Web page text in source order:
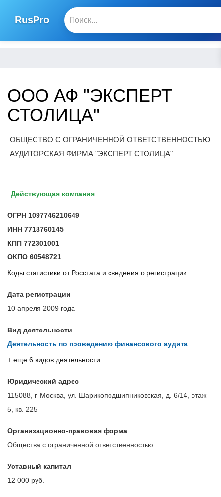
RusPro
ООО АФ "ЭКСПЕРТ
СТОЛИЦА"
ОБЩЕСТВО С ОГРАНИЧЕННОЙ ОТВЕТСТВЕННОСТЬЮ
АУДИТОРСКАЯ ФИРМА "ЭКСПЕРТ СТОЛИЦА"
Действующая компания
ОГРН 1097746210649
ИНН 7718760145
КПП 772301001
ОКПО 60548721
Коды статистики от Росстата и сведения о регистрации
Дата регистрации
10 апреля 2009 года
Вид деятельности
Деятельность по проведению финансового аудита
+ еще 6 видов деятельности
Юридический адрес
115088, г. Москва, ул. Шарикоподшипниковская, д. 6/14, этаж
5, кв. 225
Организационно-правовая форма
Общества с ограниченной ответственностью
Уставный капитал
12 000 руб.